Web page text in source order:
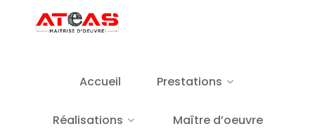
Accueil Prestations
Réalisations Maître d’oeuvre